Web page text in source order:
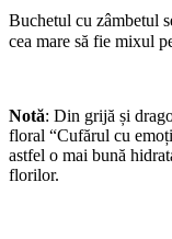
Buchetul cu zâmbetul
cea mare să fie mixul
Notă: Din grijă și
floral “Cufărul cu
astfel o mai bună
florilor.